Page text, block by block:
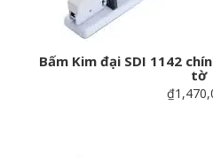
Bấm Kim đại SDI 1142
tờ